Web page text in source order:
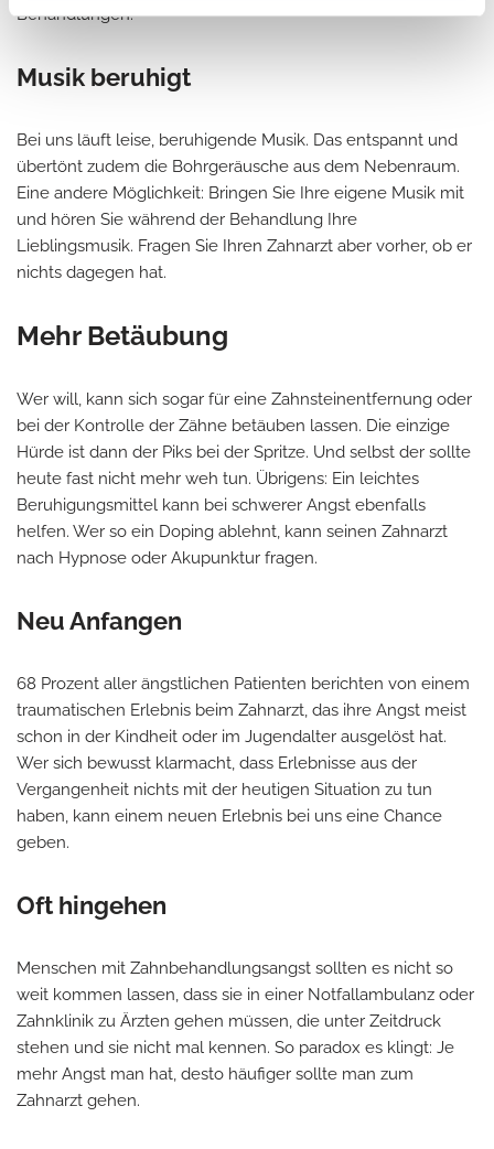
Behandlungen.
Musik beruhigt
Bei uns läuft leise, beruhigende Musik. Das entspannt und
übertönt zudem die Bohrgeräusche aus dem Nebenraum.
Eine andere Möglichkeit: Bringen Sie Ihre eigene Musik mit
und hören Sie während der Behandlung Ihre
Lieblingsmusik. Fragen Sie Ihren Zahnarzt aber vorher, ob er
nichts dagegen hat.
Mehr Betäubung
Wer will, kann sich sogar für eine Zahnsteinentfernung oder
bei der Kontrolle der Zähne betäuben lassen. Die einzige
Hürde ist dann der Piks bei der Spritze. Und selbst der sollte
heute fast nicht mehr weh tun. Übrigens: Ein leichtes
Beruhigungsmittel kann bei schwerer Angst ebenfalls
helfen. Wer so ein Doping ablehnt, kann seinen Zahnarzt
nach Hypnose oder Akupunktur fragen.
Neu Anfangen
68 Prozent aller ängstlichen Patienten berichten von einem
traumatischen Erlebnis beim Zahnarzt, das ihre Angst meist
schon in der Kindheit oder im Jugendalter ausgelöst hat.
Wer sich bewusst klarmacht, dass Erlebnisse aus der
Vergangenheit nichts mit der heutigen Situation zu tun
haben, kann einem neuen Erlebnis bei uns eine Chance
geben.
Oft hingehen
Menschen mit Zahnbehandlungsangst sollten es nicht so
weit kommen lassen, dass sie in einer Notfallambulanz oder
Zahnklinik zu Ärzten gehen müssen, die unter Zeitdruck
stehen und sie nicht mal kennen. So paradox es klingt: Je
mehr Angst man hat, desto häufiger sollte man zum
Zahnarzt gehen.